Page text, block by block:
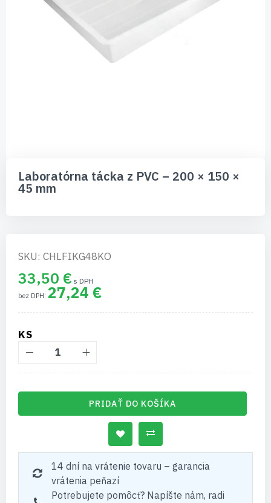
začiatok
galérie
Laboratórna tácka z PVC – 200 × 150 ×
45 mm
SKU: CHLFIKG48KO
33,50 €
27,24 €
KS
PRIDAŤ DO KOŠÍKA
14 dní na vrátenie tovaru – garancia
vrátenia peňazí
Potrebujete pomôcť? Napíšte nám, radi